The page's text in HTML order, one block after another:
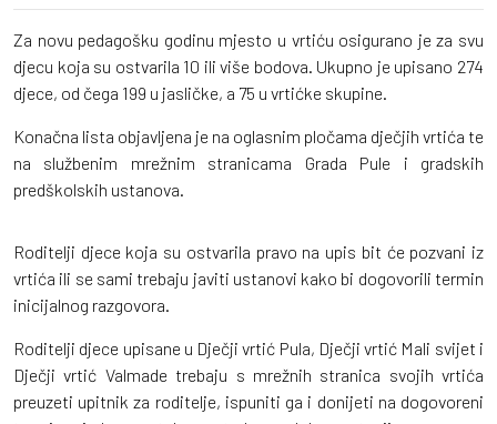
Za novu pedagošku godinu mjesto u vrtiću osigurano je za svu
djecu koja su ostvarila 10 ili više bodova. Ukupno je upisano 274
djece, od čega 199 u jasličke, a 75 u vrtićke skupine.
Konačna lista objavljena je na oglasnim pločama dječjih vrtića te
na službenim mrežnim stranicama Grada Pule i gradskih
predškolskih ustanova.
Roditelji djece koja su ostvarila pravo na upis bit će pozvani iz
vrtića ili se sami trebaju javiti ustanovi kako bi dogovorili termin
inicijalnog razgovora.
Roditelji djece upisane u Dječji vrtić Pula, Dječji vrtić Mali svijet i
Dječji vrtić Valmade trebaju s mrežnih stranica svojih vrtića
preuzeti upitnik za roditelje, ispuniti ga i donijeti na dogovoreni